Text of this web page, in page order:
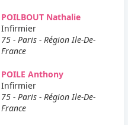
POILBOUT Nathalie
Infirmier
75 - Paris - Région Ile-De-
France
POILE Anthony
Infirmier
75 - Paris - Région Ile-De-
France